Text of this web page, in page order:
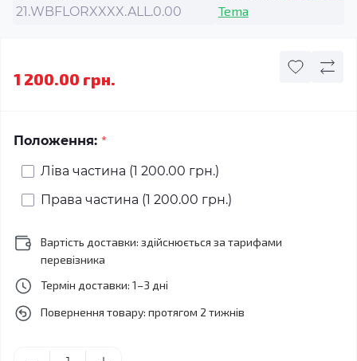
21.WBFLORXXXX.ALL.0.00
Tema
1 200.00 грн.
Положення: *
Ліва частина (1 200.00 грн.)
Права частина (1 200.00 грн.)
Вартість доставки: здійснюється за тарифами
перевізника
Термін доставки: 1–3 дні
Повернення товару: протягом 2 тижнів